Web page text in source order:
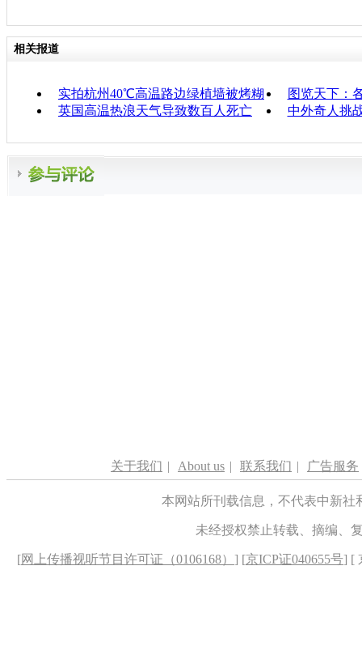
相关报道
实拍杭州40℃高温路边绿植墙被烤糊
图览天下：
英国高温热浪天气导致数百人死亡
中外奇人挑
关于我们 | About us | 联系我们 | 广告服务
本网站所刊载信息，不代表中新
未经授权禁止转载、摘编、
[网上传播视听节目许可证（0106168） ] [京ICP证040655号] [